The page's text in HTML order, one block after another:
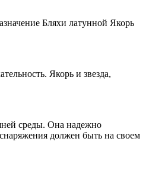
Бляхи латунной Якорь
Якорь и звезда,
среды. Она надежно
должен быть на своем